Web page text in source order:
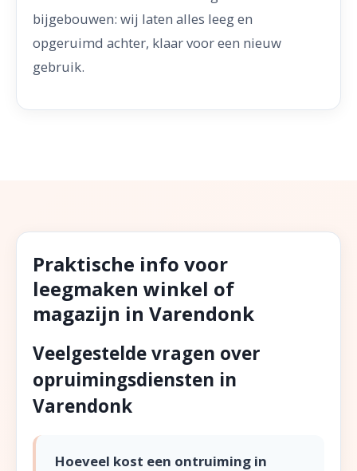
bijgebouwen: wij laten alles leeg en
opgeruimd achter, klaar voor een nieuw
gebruik.
Praktische info voor
leegmaken winkel of
magazijn in Varendonk
Veelgestelde vragen over
opruimingsdiensten in
Varendonk
Hoeveel kost een ontruiming in